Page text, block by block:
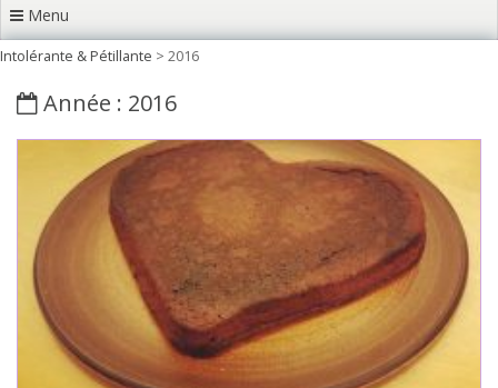
Menu
Intolérante & Pétillante > 2016
Année : 2016